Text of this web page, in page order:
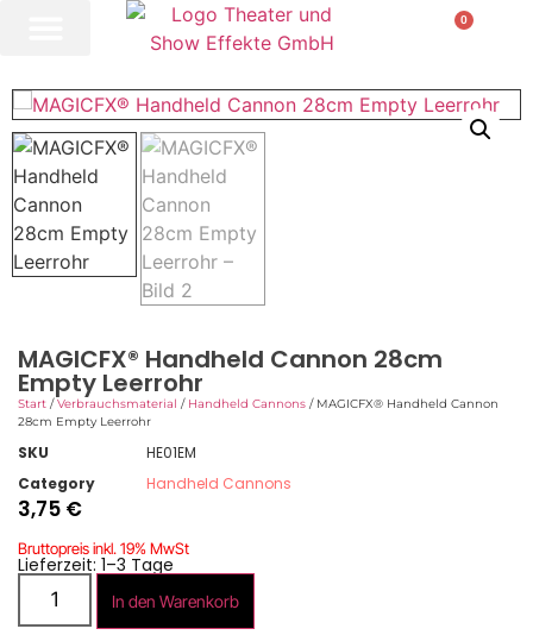
0
MAGICFX® Handheld Cannon 28cm
Empty Leerrohr
Start /Verbrauchsmaterial / Handheld Cannons / MAGICFX® Handheld Cannon
28cm Empty Leerrohr
SKU
HE01EM
Category
Handheld Cannons
3,75 €
Bruttopreis inkl. 19% MwSt
Lieferzeit: 1–3 Tage
In den Warenkorb